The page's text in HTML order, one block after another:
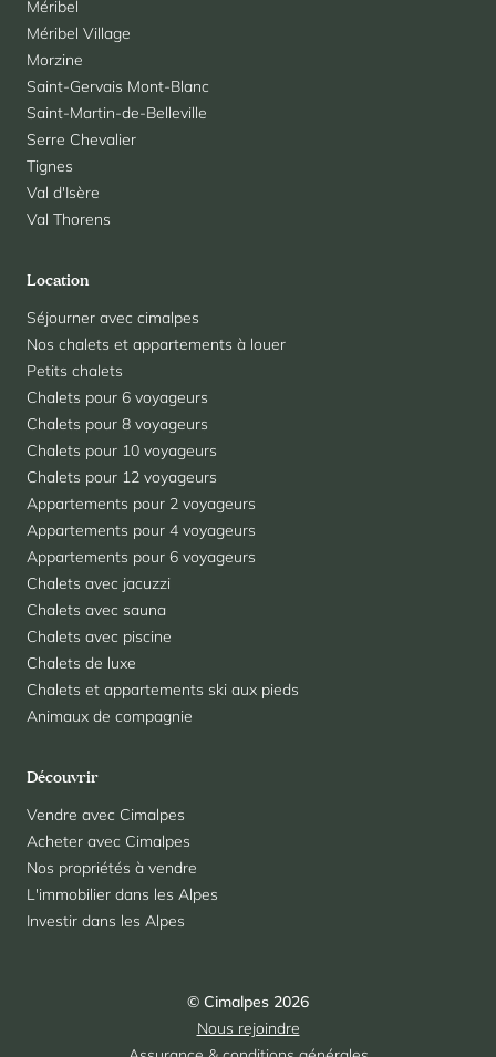
Méribel
Méribel Village
Morzine
Saint-Gervais Mont-Blanc
Saint-Martin-de-Belleville
Serre Chevalier
Tignes
Val d'Isère
Val Thorens
Location
Séjourner avec cimalpes
Nos chalets et appartements à louer
Petits chalets
Chalets pour 6 voyageurs
Chalets pour 8 voyageurs
Chalets pour 10 voyageurs
Chalets pour 12 voyageurs
Appartements pour 2 voyageurs
Appartements pour 4 voyageurs
Appartements pour 6 voyageurs
Chalets avec jacuzzi
Chalets avec sauna
Chalets avec piscine
Chalets de luxe
Chalets et appartements ski aux pieds
Animaux de compagnie
Découvrir
Vendre avec Cimalpes
Acheter avec Cimalpes
Nos propriétés à vendre
L'immobilier dans les Alpes
Investir dans les Alpes
© Cimalpes 2026
Nous rejoindre